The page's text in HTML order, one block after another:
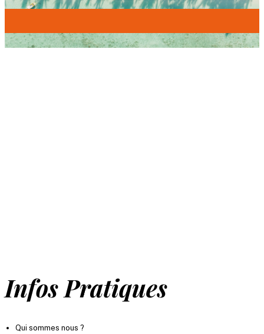
Infos Pratiques
Qui sommes nous ?